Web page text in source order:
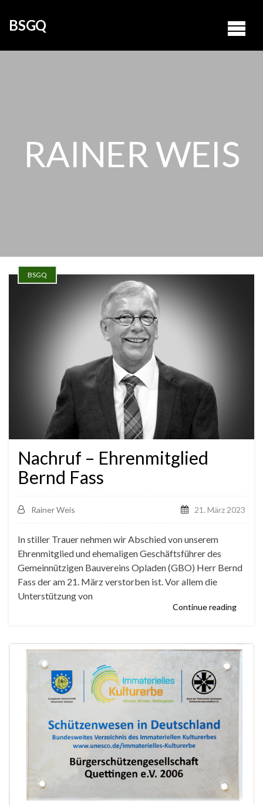
BSGQ
RAINER WEIS
BSGQ
Nachruf – Ehrenmitglied
Bernd Fass
Rainer Weis 21. März 2023
In stiller Trauer nehmen wir Abschied von unserem
Ehrenmitglied und ehemaligen Geschäftsführer des
Gemeinnützigen Bauvereins Opladen (GBO) Herr Bernd
Fass der am 21. März verstorben ist. Vor allem die
Unterstützung von
Continue reading